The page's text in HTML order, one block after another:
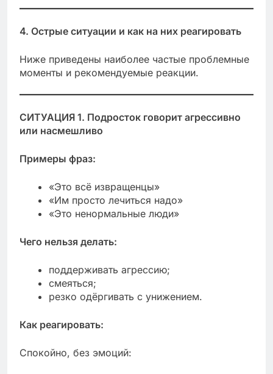
4. Острые ситуации и как на них реагировать
Ниже приведены наиболее частые проблемные
моменты и рекомендуемые реакции.
СИТУАЦИЯ 1. Подросток говорит агрессивно
или насмешливо
Примеры фраз:
«Это всё извращенцы»
«Им просто лечиться надо»
«Это ненормальные люди»
Чего нельзя делать:
поддерживать агрессию;
смеяться;
резко одёргивать с унижением.
Как реагировать:
Спокойно, без эмоций: